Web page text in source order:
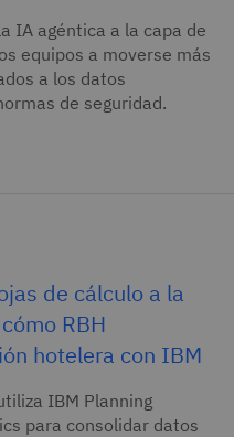
IA agéntica a la capa de
equipos a moverse más
a los datos
de seguridad.
de cálculo a la
RBH
hotelera con IBM
IBM Planning
para consolidar datos